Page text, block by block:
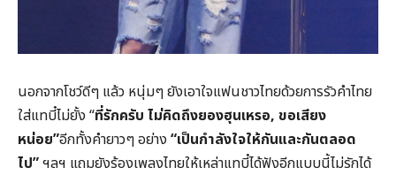
นอกจากโชว์ดีๆ แล้ว หนุ่มๆ ยังเอาใจแฟนชาวไทยด้วยการรัวคำไทย
ใส่แทบี๋ไม่ยั้ง “ที่รักครับ ไม่คิดถึงยองฮุนเหรอ, ขอเสียง
หน่อย”อีกทั้งคำยาวๆ อย่าง “เป็นกำลังใจให้กันและกันตลอด
ไป”ฯลฯ แถมยังร้องเพลงไทยให้เหล่าแทบี๋ได้ฟังอีกแบบนี้ไม่รักได้